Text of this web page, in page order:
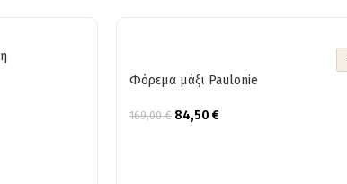
Φόρεμα μάξι Paulonie
169,00€ 84,50 €